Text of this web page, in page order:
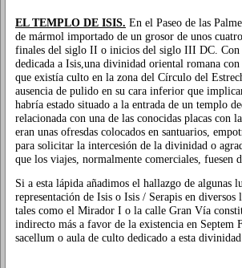
EL TEMPLO DE ISIS. En el Paseo de las
de mármol importado de un grosor de unos
finales del siglo II o inicios del siglo III DC. Con
dedicada a Isis,una divinidad oriental romana con
que existía culto en la zona del Círculo del
ausencia de pulido en su cara inferior que
habría estado situado a la entrada de un templo
relacionada con una de las conocidas placas con
eran unas ofresdas colocados en santuarios,
para solicitar la intercesión de la divinidad o
que los viajes, normalmente comerciales, fuesen
Si a esta lápida añadimos el hallazgo de algunas
representación de Isis o Isis / Serapis en diversos
tales como el Mirador I o la calle Gran Vía
indirecto más a favor de la existencia en Septem
sacellum o aula de culto dedicado a esta